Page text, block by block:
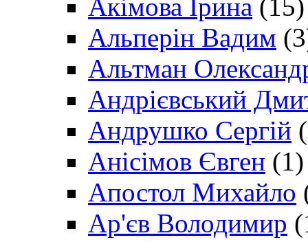
Акімова Ірина (15)
Альперін Вадим
Альтман
Андрієвський
Андрушко Сергій
Анісімов Євген (1)
Апостол Михайло
Ар'єв Володимир